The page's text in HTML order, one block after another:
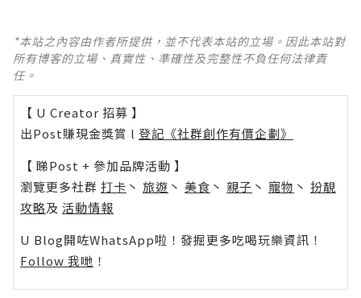
*本站之內容由作者所提供，並不代表本站的立場。因此本站對
所有博客的立場、真實性、準確性及完整性不負任何法律責
任。
【 U Creator 招募 】
出Post賺現金獎賞 l 登記《社群創作有價企劃》
【 睇Post + 參加品牌活動 】
瀏覽更多社群 打卡 丶 旅遊 丶 美食 丶 親子 丶 寵物 丶 扮靚
攻略及 活動情報
U Blog開咗WhatsApp啦！發掘更多吃喝玩樂資訊！
Follow 我哋 ！